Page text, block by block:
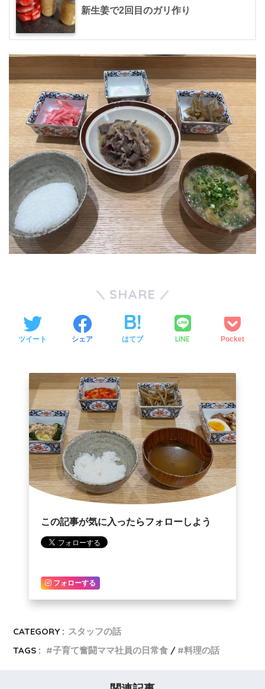
新生姜で2回目のガリ作り
SHARE
ツイート シェア はてブ LINE Pocket
この記事が気に入ったらフォローしよう
フォローする
CATEGORY : スタッフの話
TAGS :
子育て奮闘ママ社員の日常食 料理の話